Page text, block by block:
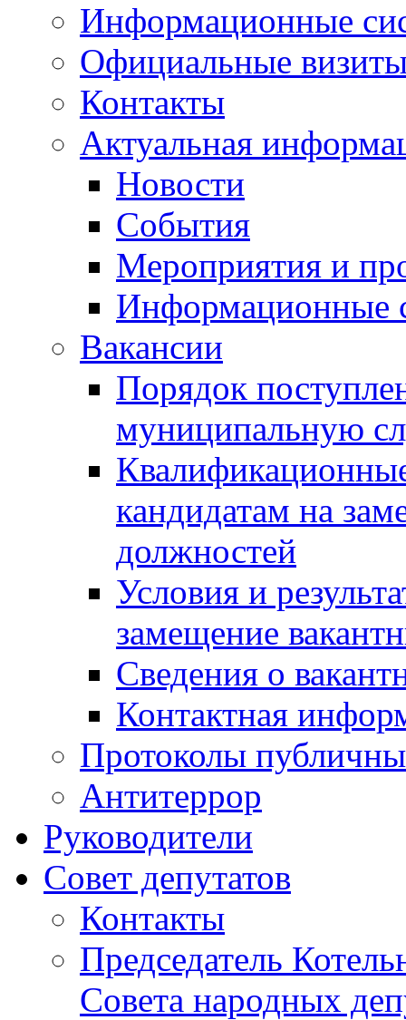
Информационные
Официальные
Контакты
Актуальная
Новости
События
Мероприятия и
Информационные
Вакансии
Порядок
муниципальную
кандидатам на
должностей
Условия и
замещение
Сведения о
Контактная
Протоколы
Антитеррор
Руководители
Совет депутатов
Контакты
Председатель
Совета народных